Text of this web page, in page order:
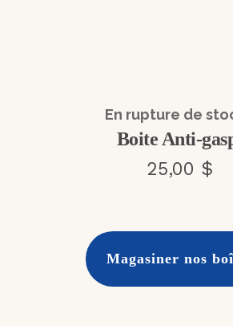
En rupture de
Boite Anti-
25,00 $
Magasiner nos